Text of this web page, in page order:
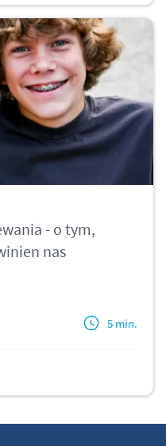
- o tym,
nas
5 min.